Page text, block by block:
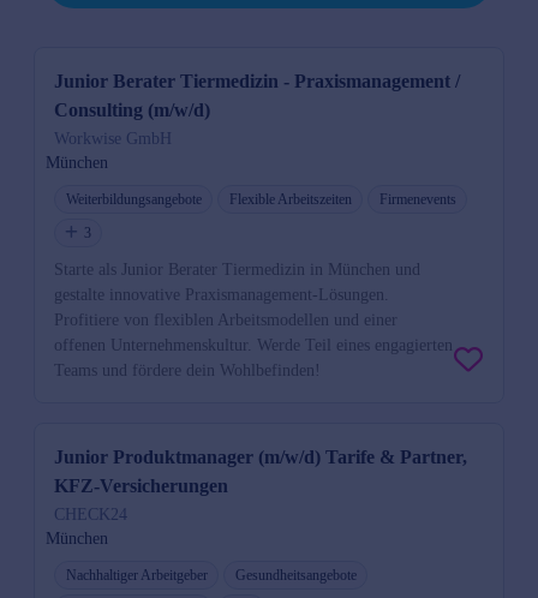
Junior Berater Tiermedizin - Praxismanagement /
Consulting (m/w/d)
Workwise GmbH
München
Weiterbildungsangebote Flexible Arbeitszeiten
Firmenevents
3
Starte als Junior Berater Tiermedizin in München und
gestalte innovative Praxismanagement-Lösungen.
Profitiere von flexiblen Arbeitsmodellen und einer
offenen Unternehmenskultur. Werde Teil eines engagierten
Teams und fördere dein Wohlbefinden!
Junior Produktmanager (m/w/d) Tarife & Partner,
KFZ-Versicherungen
CHECK24
München
Nachhaltiger Arbeitgeber
Gesundheitsangebote